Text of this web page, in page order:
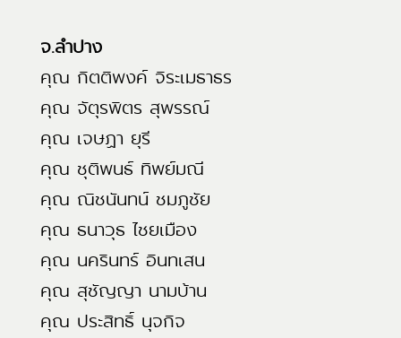
จ.ลำปาง
คุณ กิตติพงค์ จิระเมธาธร
คุณ จัตุรพิตร สุพรรณ์
คุณ เจษฏา ยุรี
คุณ ชุติพนธ์ ทิพย์มณี
คุณ ณิชนันทน์ ชมภูชัย
คุณ ธนาวุธ ไชยเมือง
คุณ นครินทร์ อินทเสน
คุณ สุชัญญา นามบ้าน
คุณ ประสิทธิ์ นุจกิจ